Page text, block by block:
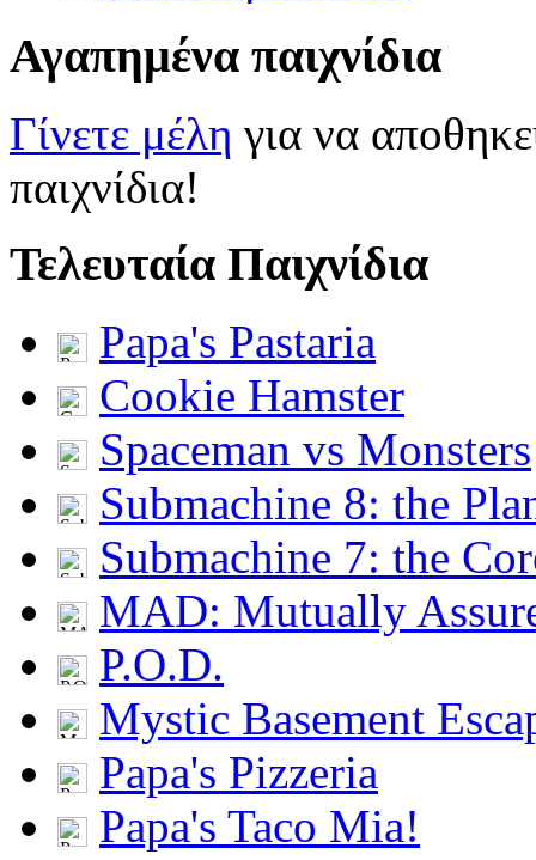
Αγαπημένα παιχνίδια
Γίνετε μέλη για να
παιχνίδια!
Τελευταία Παιχνίδια
Papa's Pastaria
Cookie Hamster
Spaceman vs Monsters
Submachine 8: the
Submachine 7: the
MAD: Mutually
P.O.D.
Mystic Basement
Papa's Pizzeria
Papa's Taco Mia!